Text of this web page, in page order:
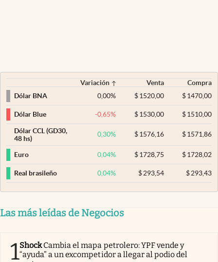
Variación Venta
Compra
Dólar BNA
0,00% $ 1520,00 $1470,00
Dólar Blue -0,65% $ 1530,00 $1510,00
Dólar CCL (GD30,
48 hs)
0,30% $ 1576,16 $1571,86
Euro 0,04% $ 1728,75 $1728,02
Real brasileño 0,04% $ 293,54 $293,43
Las más leídas de Negocios
1Shock Cambia el mapa petrolero: YPF vende y
“ayuda” a un excompetidor a llegar al podio del